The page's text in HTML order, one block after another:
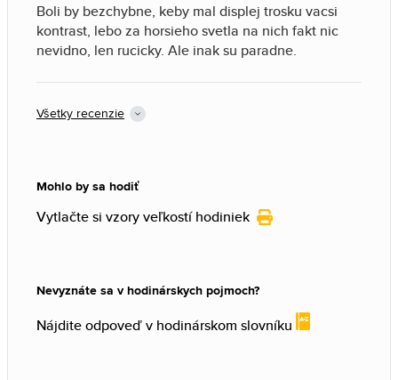
Boli by bezchybne, keby mal displej trosku vacsi
kontrast, lebo za horsieho svetla na nich fakt nic
nevidno, len rucicky. Ale inak su paradne.
Všetky recenzie
Mohlo by sa hodiť
Vytlačte si vzory veľkostí hodiniek
Nevyznáte sa v hodinárskych pojmoch?
Nájdite odpoveď v hodinárskom slovníku